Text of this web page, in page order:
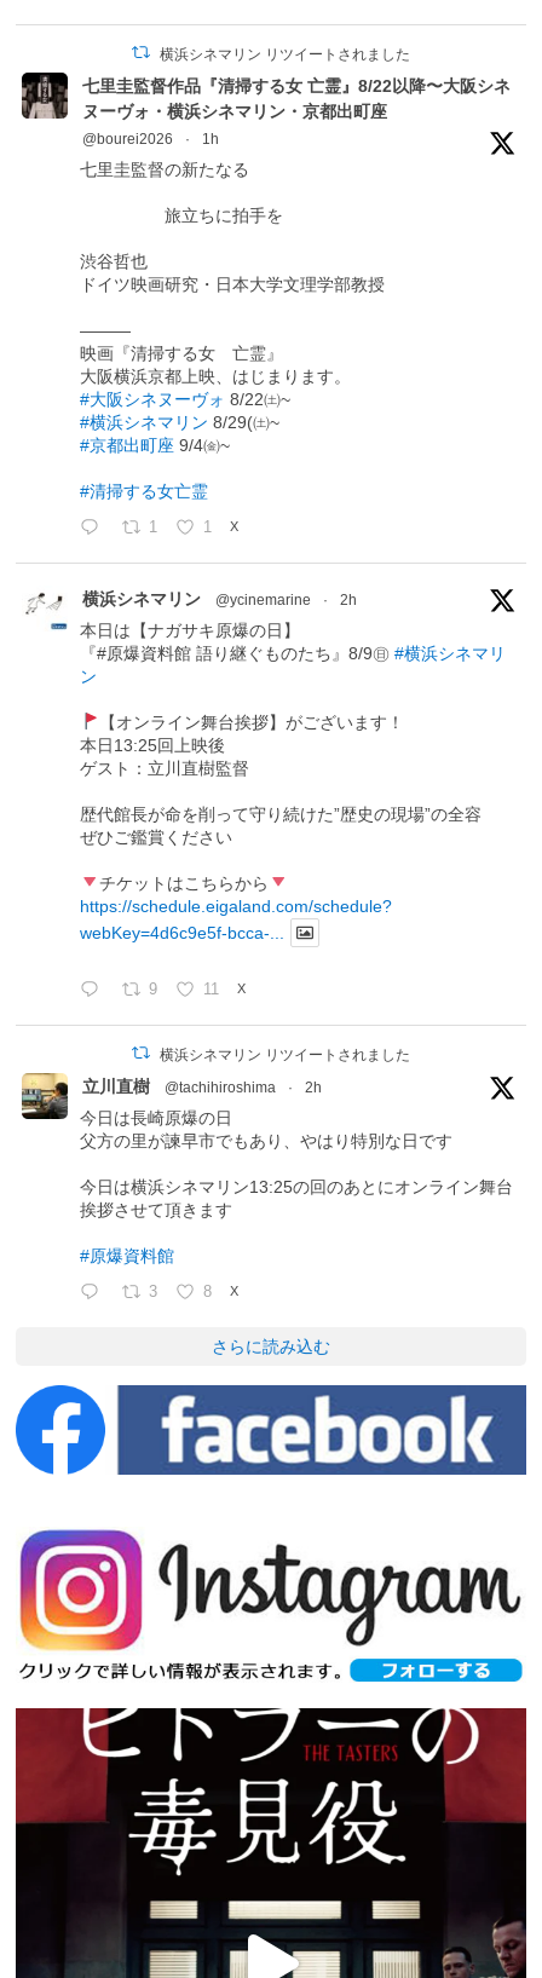
横浜シネマリン リツイートされました
七里圭監督作品『清掃する女 亡霊』8/22以降〜大阪シネ
ヌーヴォ・横浜シネマリン・京都出町座
@bourei2026 · 1h
七里圭監督の新たなる
旅立ちに拍手を
渋谷哲也
ドイツ映画研究・日本大学文理学部教授
―――
映画『清掃する女 亡霊』
大阪横浜京都上映、はじまります。
#大阪シネヌーヴォ 8/22㈯~
#横浜シネマリン 8/29(㈯~
#京都出町座 9/4㈮~
#清掃する女亡霊
1 1 X
横浜シネマリン @ycinemarine · 2h
本日は【ナガサキ原爆の日】
『#原爆資料館 語り継ぐものたち』8/9㊐#横浜シネマリ
ン
【オンライン舞台挨拶】がございます！
本日13:25回上映後
ゲスト：立川直樹監督
歴代館長が命を削って守り続けた”歴史の現場”の全容
ぜひご鑑賞ください
チケットはこちらから
https://schedule.eigaland.com/schedule?
webKey=4d6c9e5f-bcca-...
9 11 X
横浜シネマリン リツイートされました
立川直樹 @tachihiroshima · 2h
今日は長崎原爆の日
父方の里が諫早市でもあり、やはり特別な日です
今日は横浜シネマリン13:25の回のあとにオンライン舞台
挨拶させて頂きます
#原爆資料館
3 8 X
さらに読み込む